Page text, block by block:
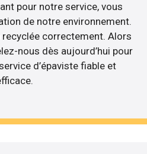
pour notre service, vous
de notre environnement.
recyclée correctement. Alors
nous dès aujourd’hui pour
d’épaviste fiable et